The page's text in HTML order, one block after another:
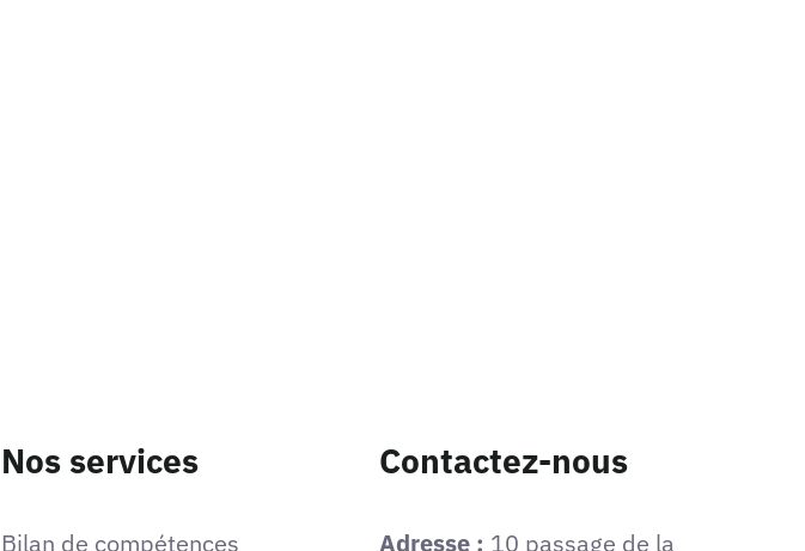
Nos services
Bilan de compétences
Contactez-nous
Adresse : 10 passage de la